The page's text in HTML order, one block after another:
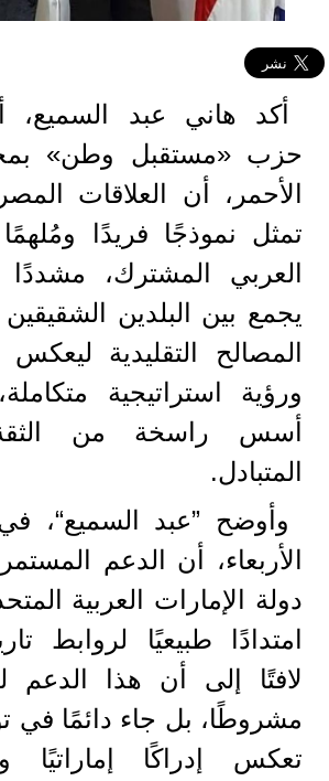
أكد هاني عبد السميع،
حزب «مستقبل وطن»
الأحمر، أن العلاقات
تمثل نموذجًا فريدًا
العربي المشترك،
يجمع بين البلدين
المصالح التقليدية
ورؤية استراتيجية
أسس راسخة من الثقة
المتبادل.
وأوضح ”عبد السميع“، في
الأربعاء، أن الدعم
دولة الإمارات العربية
امتدادًا طبيعيًا لروابط
لافتًا إلى أن هذا الدعم
مشروطًا، بل جاء دائمًا في
تعكس إدراكًا إماراتيًا